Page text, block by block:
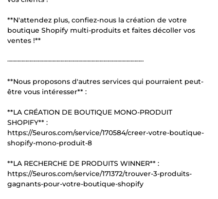
**N'attendez plus, confiez-nous la création de votre
boutique Shopify multi-produits et faites décoller vos
ventes !**
┄┄┄┄┄┄┄┄┄┄┄┄┄┄┄┄┄┄┄┄┄┄┄┄┄┄┄┄┄┄┄┄┄┄┄
**Nous proposons d'autres services qui pourraient peut-
être vous intéresser** :
**LA CRÉATION DE BOUTIQUE MONO-PRODUIT
SHOPIFY** :
https://5euros.com/service/170584/creer-votre-boutique-
shopify-mono-produit-8
**LA RECHERCHE DE PRODUITS WINNER** :
https://5euros.com/service/171372/trouver-3-produits-
gagnants-pour-votre-boutique-shopify